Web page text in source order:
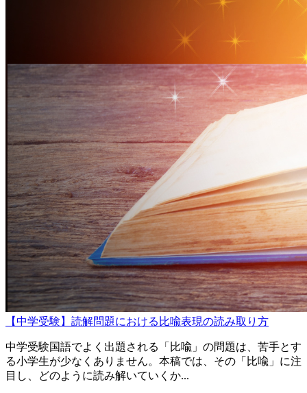
【中学受験】読解問題における比喩表現の読み取り方
中学受験国語でよく出題される「比喩」の問題は、苦手とす
る小学生が少なくありません。本稿では、その「比喩」に注
目し、どのように読み解いていくか...